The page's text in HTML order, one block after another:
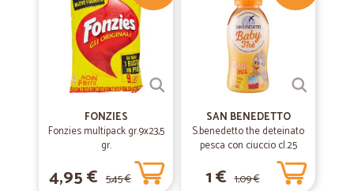
FONZIES
Fonzies multipack gr.9x23,5
gr.
4,95 € 5,45 €
SAN BENEDETTO
S.benedetto the deteinato
pesca con ciuccio cl.25
1 € 1,09 €